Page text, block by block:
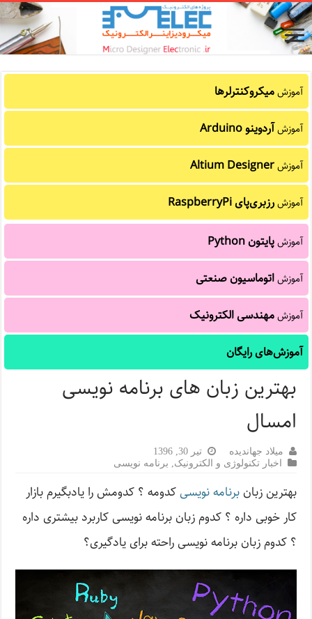
آموزشمیکروکنترلرها
آموزشآردوینو Arduino
آموزشAltium Designer
آموزشرزبری‌پای RaspberryPi
آموزشپایتون Python
آموزشاتوماسیون صنعتی
آموزشمهندسی الکترونیک
آموزش‌های رایگان
بهترین زبان های برنامه نویسی
امسال
میلاد جهاندیده
تیر 30, 1396
اخبار تکنولوژی و الکترونیک
برنامه نویسی
بهترین زبانبرنامه نویسی کدومه ؟ کدومش را یادبگیرم بازار
کار خوبی داره ؟ کدوم زبان برنامه نویسی کاربرد بیشتری داره
؟ کدوم زبان برنامه نویسی راحته برای یادگیری؟